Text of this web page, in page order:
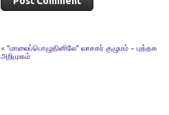
« “மாலைப்பொழுதினிலே” வாசகர் குழுமம் – புத்தக
அறிமுகம்